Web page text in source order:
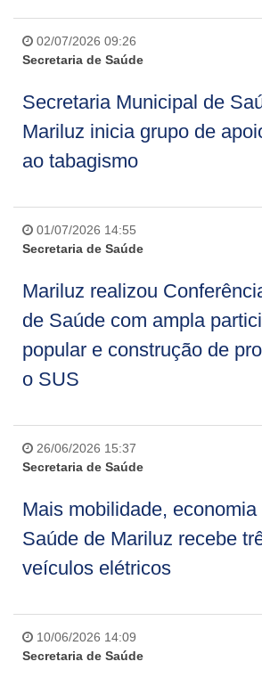
02/07/2026 09:26
Secretaria de Saúde
Secretaria Municipal de
Mariluz inicia grupo de
ao tabagismo
01/07/2026 14:55
Secretaria de Saúde
Mariluz realizou
de Saúde com ampla
popular e construção de
o SUS
26/06/2026 15:37
Secretaria de Saúde
Mais mobilidade,
Saúde de Mariluz recebe
veículos elétricos
10/06/2026 14:09
Secretaria de Saúde